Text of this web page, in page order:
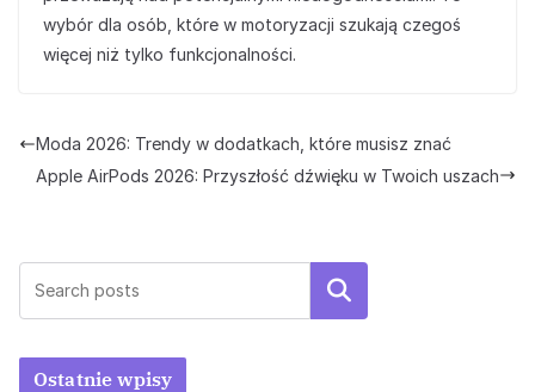
wybór dla osób, które w motoryzacji szukają czegoś
więcej niż tylko funkcjonalności.
Moda 2026: Trendy w dodatkach, które musisz znać
Apple AirPods 2026: Przyszłość dźwięku w Twoich uszach
Szukaj
Ostatnie wpisy